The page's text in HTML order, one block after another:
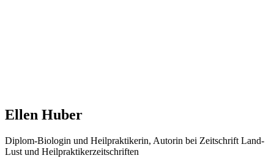
Ellen Huber
Diplom-Bio­lo­gin und Heil­prak­ti­ke­rin, Autorin bei Zeit­schrift Land­
Lust und Heilpraktikerzeitschriften